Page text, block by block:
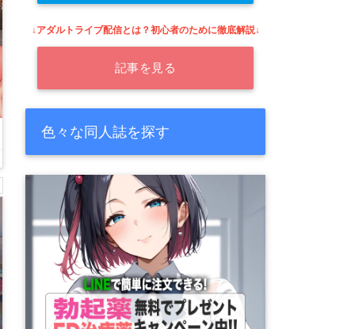
す
↓アダルトライブ配信とは？初心者のために徹底解説↓
記事を見る
色々な同人誌を探す